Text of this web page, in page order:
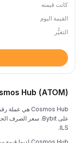
كانت قيمته
القيمة اليوم
التغيُّر
Hub (ATOM)
ILS.